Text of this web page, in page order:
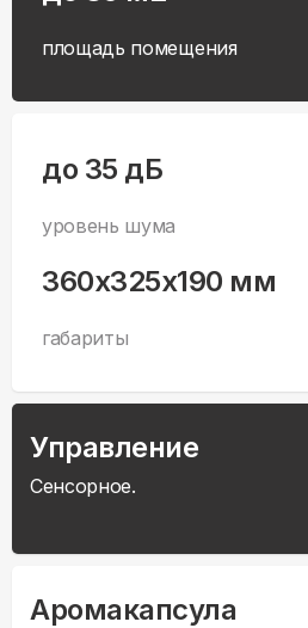
площадь помещения
до 35 дБ
уровень шума
360x325x190 мм
габариты
Управление
Сенсорное.
Аромакапсула